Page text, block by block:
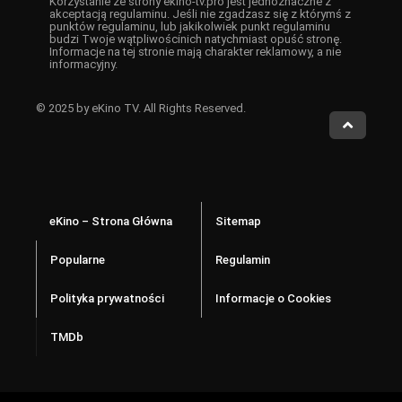
akceptacją regulaminu. Jeśli nie zgadzasz się z którymś z
punktów regulaminu, lub jakikolwiek punkt regulaminu
budzi Twoje wątpliwościnich natychmiast opuść stronę.
Informacje na tej stronie mają charakter reklamowy, a nie
informacyjny.
© 2025 by eKino TV. All Rights Reserved.
eKino – Strona Główna Sitemap
Popularne Regulamin
Polityka prywatności Informacje o Cookies
TMDb